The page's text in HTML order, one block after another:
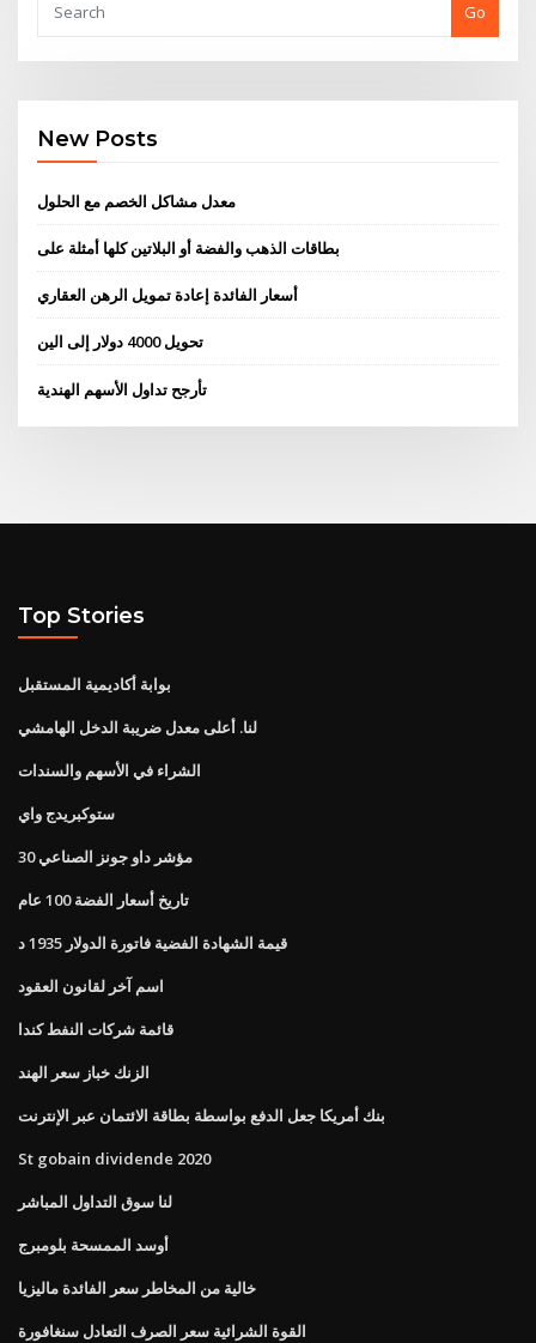
Go
New Posts
معدل مشاكل الخصم مع الحلول
بطاقات الذهب والفضة أو البلاتين كلها أمثلة على
أسعار الفائدة إعادة تمويل الرهن العقاري
تحويل 4000 دولار إلى الين
تأرجح تداول الأسهم الهندية
Top Stories
بوابة أكاديمية المستقبل
لنا. أعلى معدل ضريبة الدخل الهامشي
الشراء في الأسهم والسندات
ستوكبريدج واي
مؤشر داو جونز الصناعي 30
تاريخ أسعار الفضة 100 عام
قيمة الشهادة الفضية فاتورة الدولار 1935 د
اسم آخر لقانون العقود
قائمة شركات النفط كندا
الزنك خباز سعر الهند
بنك أمريكا جعل الدفع بواسطة بطاقة الائتمان عبر الإنترنت
St gobain dividende 2020
لنا سوق التداول المباشر
أوسد الممسحة بلومبرج
خالية من المخاطر سعر الفائدة ماليزيا
القوة الشرائية سعر الصرف التعادل سنغافورة